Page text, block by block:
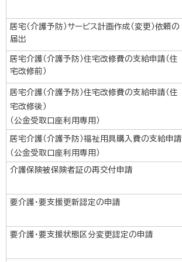
居宅（介護予防）サービス計画作成（変更）依頼の
届出
居宅介護（介護予防）住宅改修費の支給申請（住
宅改修前）
居宅介護（介護予防）住宅改修費の支給申請（住
宅改修後）
（公金受取口座利用専用）
居宅介護（介護予防）福祉用具購入費の支給申請
（公金受取口座利用専用）
介護保険被保険者証の再交付申請
要介護・要支援更新認定の申請
要介護・要支援状態区分変更認定の申請